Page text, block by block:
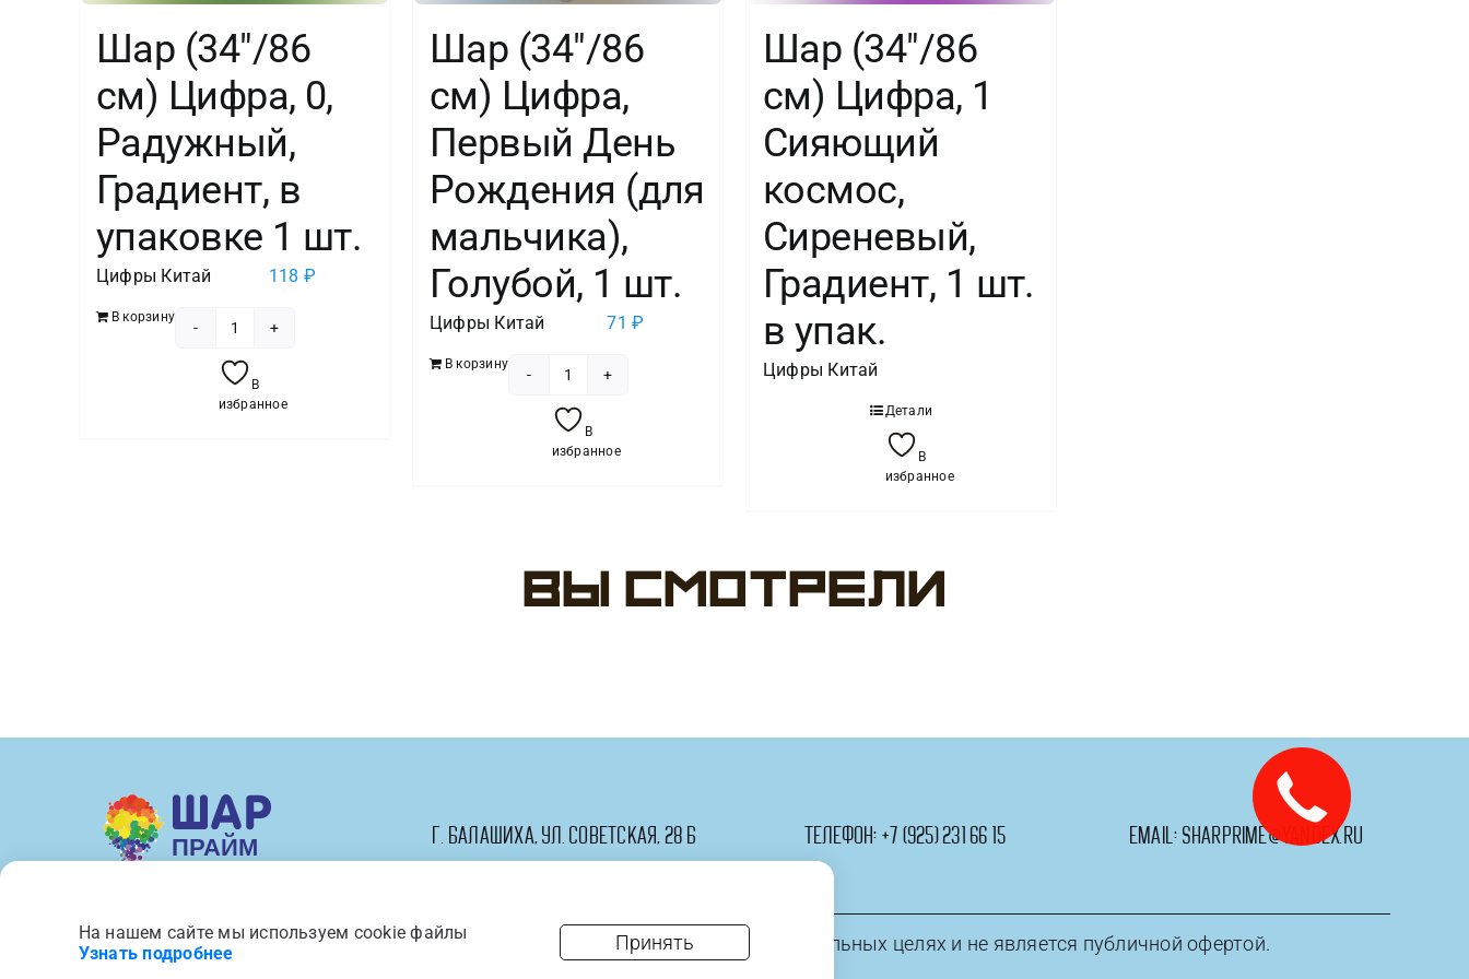
Шар (34″/86
см) Цифра, 0,
Радужный,
Градиент, в
упаковке 1 шт.
Цифры Китай 118 ₽
В корзину
товара
Шар
В
избранное
Шар (34″/86
см) Цифра,
Первый День
Рождения (для
мальчика),
Голубой, 1 шт.
Цифры Китай 71₽
В корзину
товара
Шар
День
1
В
избранное
Шар (34″/86
см) Цифра, 1
Сияющий
космос,
Сиреневый,
Градиент, 1 шт.
в упак.
Цифры Китай
Детали
В
избранное
Вы смотрели
г. Балашиха, ул. Советская, 28 Б телефон: +7 (925) 231 66 15 email: sharprime@yandex.ru
Вся представленная на сайте информация приведена в ознакомительных целях и не является публичной офертой.
На нашем сайте мы используем cookie файлы
Узнать подробнее
Принять